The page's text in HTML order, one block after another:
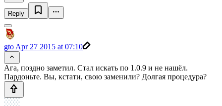
Reply
gto Apr 27 2015 at 07:10
Ага, поздно заметил. Стал искать по 1.0.9 и не нашёл.
Пардоньте. Вы, кстати, свою заменили? Долгая процедура?